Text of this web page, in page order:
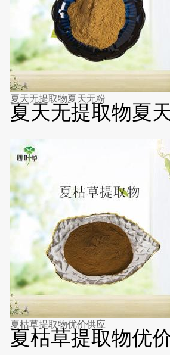
夏天无提取物夏天无粉
夏天无提取物夏
夏枯草提取物优价供应
夏枯草提取物优